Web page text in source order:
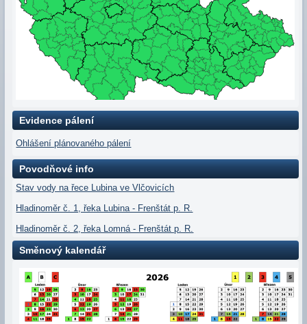
Evidence pálení
Ohlášení plánovaného pálení
Povodňové info
Stav vody na řece Lubina ve Vlčovicích
Hladinoměr č. 1, řeka Lubina - Frenštát p. R.
Hladinoměr č. 2, řeka Lomná - Frenštát p. R.
Směnový kalendář